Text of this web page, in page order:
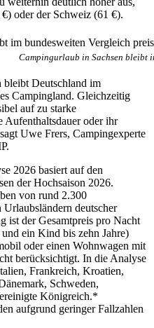
oder der Schweiz (61 €).
Campingurlaub in Sachsen bleibt
bleibt Deutschland im
Campingland. Gleichzeitig
auf zu starke
Aufenthaltsdauer oder ihr
Uwe Frers, Campingexperte
2026 basiert auf den
der Hochsaison 2026.
von rund 2.300
deutscher
ist der Gesamtpreis pro Nacht
ein Kind bis zehn Jahre)
oder einen Wohnwagen mit
berücksichtigt. In die Analyse
Frankreich, Kroatien,
Schweden,
Königreich.*
aufgrund geringer Fallzahlen